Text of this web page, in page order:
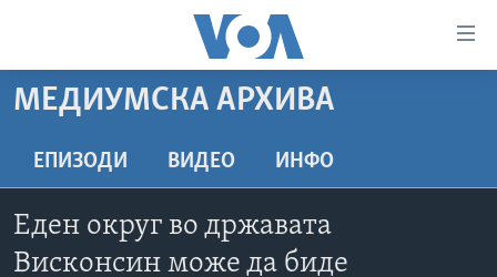
пристапност
содржина
Премини
до
ДОМА
РУБРИКИ
МАКЕДОНИЈА
ДОКУМЕНТАРЦИ
МЕДИУМСКА АРХИВА
ЕПИЗОДИ ВИДЕО ИНФО
Еден округ во државата
Висконсин може да биде